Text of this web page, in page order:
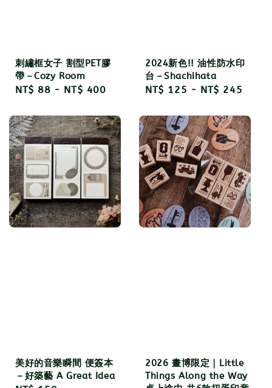
刺繡框女子 割型PET膠
帶－Cozy Room
Regular
NT$ 88 - NT$ 400
2024新色!! 油性防水印
台－Shachihata
Regular
NT$ 125 - NT$ 245
美好的音樂瞬間 便簽本
－好築藝 A Great Idea
2026 畫博限定｜Little
Things Along the Way